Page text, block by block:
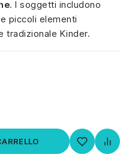
. I soggetti includono
piccoli elementi
tradizionale Kinder.